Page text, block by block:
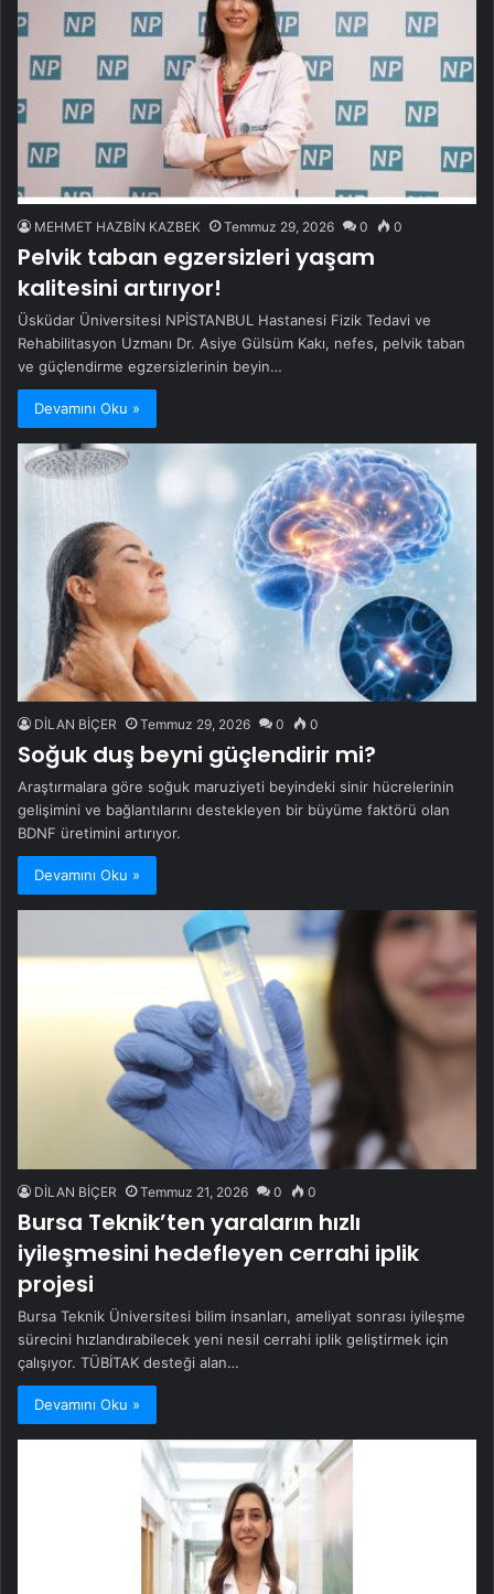
MEHMET HAZBİN KAZBEK Temmuz 29, 2026 0 0
Pelvik taban egzersizleri yaşam
kalitesini artırıyor!
Üsküdar Üniversitesi NPİSTANBUL Hastanesi Fizik Tedavi ve
Rehabilitasyon Uzmanı Dr. Asiye Gülsüm Kakı, nefes, pelvik taban
ve güçlendirme egzersizlerinin beyin…
Devamını Oku »
DİLAN BİÇER Temmuz 29, 2026 0 0
Soğuk duş beyni güçlendirir mi?
Araştırmalara göre soğuk maruziyeti beyindeki sinir hücrelerinin
gelişimini ve bağlantılarını destekleyen bir büyüme faktörü olan
BDNF üretimini artırıyor.
Devamını Oku »
DİLAN BİÇER Temmuz 21, 2026 0 0
Bursa Teknik’ten yaraların hızlı
iyileşmesini hedefleyen cerrahi iplik
projesi
Bursa Teknik Üniversitesi bilim insanları, ameliyat sonrası iyileşme
sürecini hızlandırabilecek yeni nesil cerrahi iplik geliştirmek için
çalışıyor. TÜBİTAK desteği alan…
Devamını Oku »